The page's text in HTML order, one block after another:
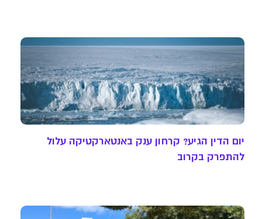
יום הדין הגיע? קרחון ענק באנטארקטיקה עלול
להתפרק בקרוב